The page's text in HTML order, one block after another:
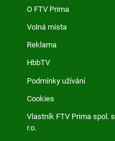
O FTV Prima
Volná místa
Reklama
HbbTV
Podmínky užívání
Cookies
Vlastník FTV Prima spol. s
r.o.